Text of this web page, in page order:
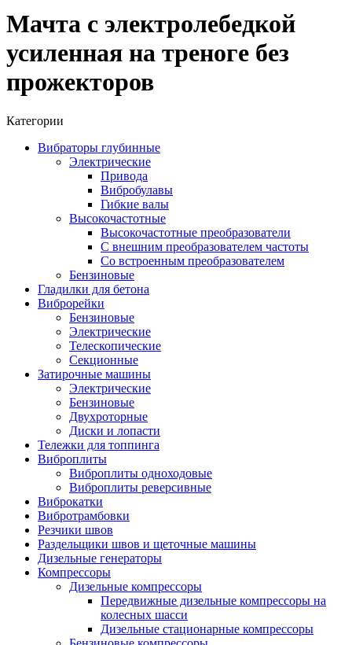
Мачта с электролебедкой
усиленная на треноге без
прожекторов
Категории
Вибраторы глубинные
Электрические
Привода
Вибробулавы
Гибкие валы
Высокочастотные
Высокочастотные преобразователи
С внешним преобразователем частоты
Cо встроенным преобразователем
Бензиновые
Гладилки для бетона
Виброрейки
Бензиновые
Электрические
Телескопические
Секционные
Затирочные машины
Электрические
Бензиновые
Двухроторные
Диски и лопасти
Тележки для топпинга
Виброплиты
Виброплиты одноходовые
Виброплиты реверсивные
Виброкатки
Вибротрамбовки
Резчики швов
Раздельщики швов и щеточные машины
Дизельные генераторы
Компрессоры
Дизельные компрессоры
Передвижные дизельные компрессоры на
колесных шасси
Дизельные стационарные компрессоры